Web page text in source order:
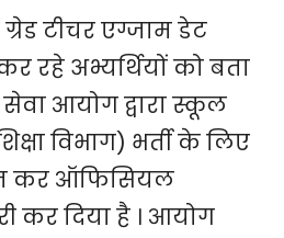
टीचर एग्जाम डेट
रहे अभ्यर्थियों को बता
आयोग द्वारा स्कूल
विभाग) भर्ती के लिए
कर ऑफिसियल
कर दिया है । आयोग